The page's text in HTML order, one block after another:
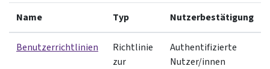
Name Typ Nutzerbestätigung
Benutzerrichtlinien
Richtlinie
zur
Authentifizierte
Nutzer/innen